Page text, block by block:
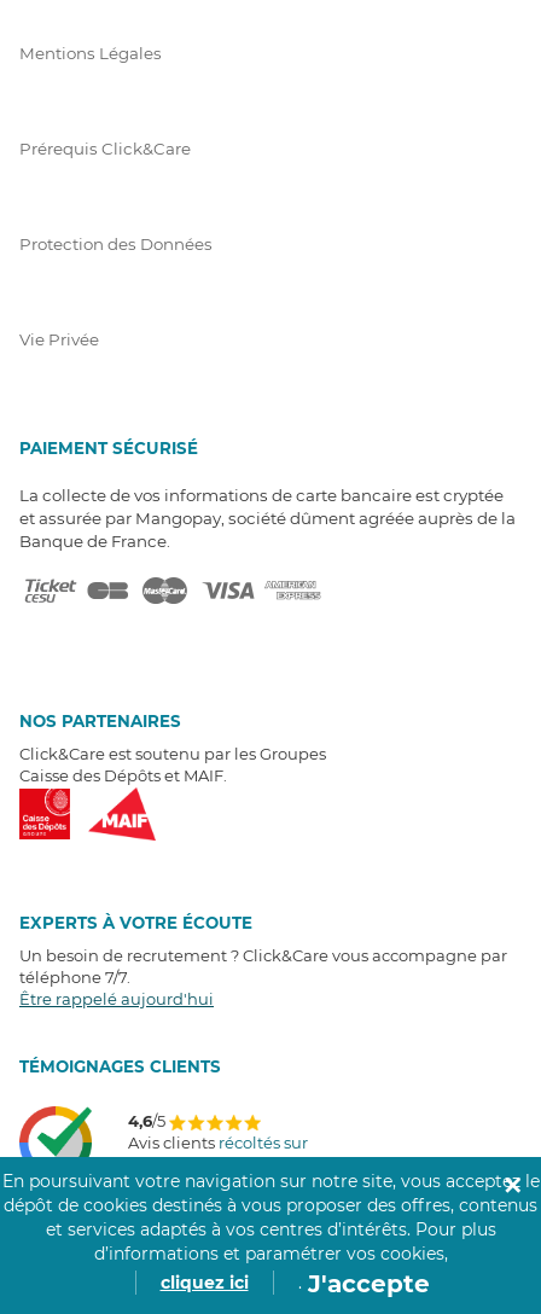
Mentions Légales
Prérequis Click&Care
Protection des Données
Vie Privée
PAIEMENT SÉCURISÉ
La collecte de vos informations de carte bancaire est cryptée
et assurée par Mangopay, société dûment agréée auprès de la
Banque de France.
NOS PARTENAIRES
Click&Care est soutenu par les Groupes
Caisse des Dépôts et MAIF.
EXPERTS À VOTRE ÉCOUTE
Un besoin de recrutement ? Click&Care vous accompagne par
téléphone 7/7
Être rappelé aujourd'hui
TÉMOIGNAGES CLIENTS
4,6/5
Avis clients récoltés sur
COMMUNAUTÉ CLICK&CARE
En poursuivant votre navigation sur notre site, vous acceptez le
dépôt de cookies destinés à vous proposer des offres, contenus
et services adaptés à vos centres d’intérêts. Pour plus
d’informations et paramétrer vos cookies,
cliquez ici
. J'accepte
✕